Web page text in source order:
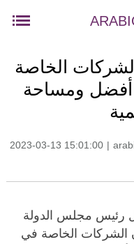
الخاصة
أفضل ومساحة
2023-03-13 15:01:00 |
(شينخوا) قال رئيس مجلس الدولة
إن الشركات الخاصة في